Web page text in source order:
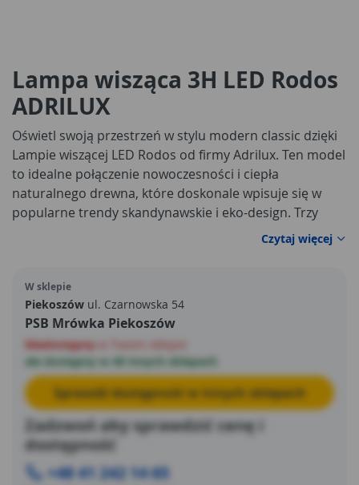
Lampa wisząca 3H LED Rodos
ADRILUX
Oświetl swoją przestrzeń w stylu modern classic dzięki
Lampie wiszącej LED Rodos od firmy Adrilux. Ten model
to idealne połączenie nowoczesności i ciepła
naturalnego drewna, które doskonale wpisuje się w
popularne trendy skandynawskie i eko-design. Trzy
geometryczne obręcze LED zawieszone na eleganckiej,
drewnianej listwie stanowią efektowny element
energooszczędne, jasne i równomierne światło,
idealnie pasujące nad blat kuchenny, stół w jadalni lub
do salonu. Wybierając to oświetlenie sufitowe od
Adrilux, zyskujesz wysoką jakość i modny design w
niskiej cenie.
Czytaj więcej
W sklepie
Piekoszów ul. Czarnowska 54
PSB Mrówka Piekoszów
Niedostępny
ale dostępny w 48 innych sklepach
Sprawdź dostępność w innych sklepach
Zadzwoń aby sprawdzić cenę i
dostępność
+48 41 242 14 65